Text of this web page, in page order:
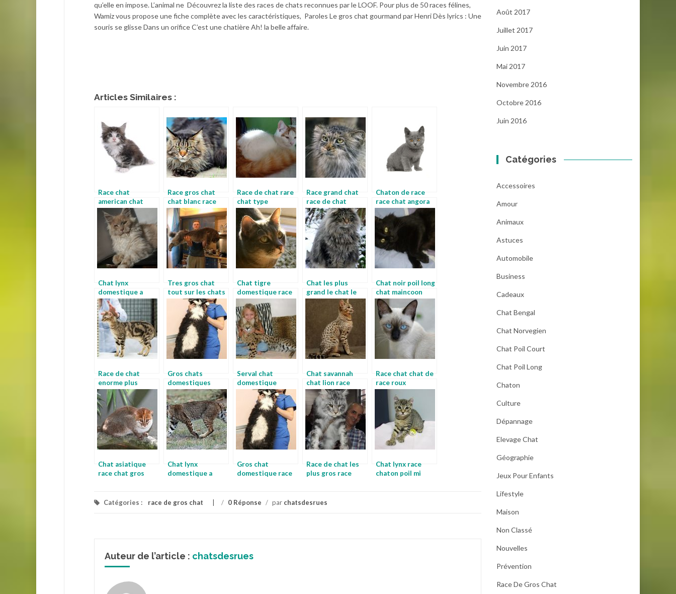
qu’elle en impose. L’animal ne Découvrez la liste des races de chats reconnues par le LOOF. Pour plus de 50 races félines,
Wamiz vous propose une fiche complète avec les caractéristiques, Paroles Le gros chat gourmand par Henri Dès lyrics : Une
souris se glisse Dans un orifice C’est une chatière Ah! la belle affaire.
Articles Similaires :
Race chat
american chat
Race gros chat
chat blanc race
Race de chat rare
chat type
Race grand chat
race de chat
maine coon
Chaton de race
race chat angora
Chat lynx
domestique a
vendre chat lynx
race
Tres gros chat
tout sur les chats
Chat tigre
domestique race
de felin
Chat les plus
grand le chat le
plus gros
Chat noir poil long
chat maincoon
Race de chat
enorme plus
petite race de
chat
Gros chats
domestiques
photo chat gris
Serval chat
domestique
serval
domestique prix
Chat savannah
chat lion race
Race chat chat de
race roux
Chat asiatique
race chat gros
Chat lynx
domestique a
Gros chat
domestique race
Race de chat les
plus gros race
Chat lynx race
chaton poil mi
Catégories : race de gros chat / 0 Réponse / par chatsdesrues
Auteur de l’article : chatsdesrues
Août 2017
Juillet 2017
Juin 2017
Mai 2017
Novembre 2016
Octobre 2016
Juin 2016
Catégories
Accessoires
Amour
Animaux
Astuces
Automobile
Business
Cadeaux
Chat Bengal
Chat Norvegien
Chat Poil Court
Chat Poil Long
Chaton
Culture
Dépannage
Elevage Chat
Géographie
Jeux Pour Enfants
Lifestyle
Maison
Non Classé
Nouvelles
Prévention
Race De Gros Chat